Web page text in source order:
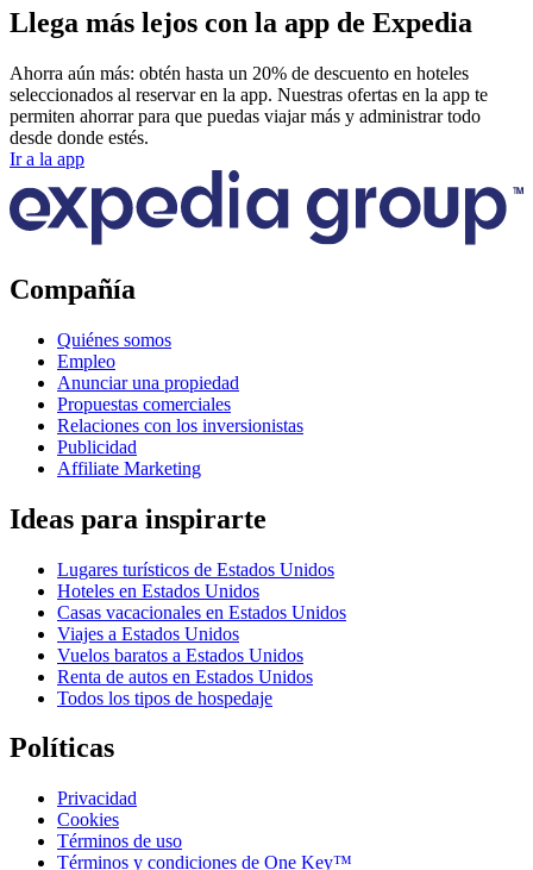
Llega más lejos con la app de Expedia
Ahorra aún más: obtén hasta un 20% de descuento en hoteles
seleccionados al reservar en la app. Nuestras ofertas en la app te
permiten ahorrar para que puedas viajar más y administrar todo
desde donde estés.
Ir a la app
Compañía
Quiénes somos
Empleo
Anunciar una propiedad
Propuestas comerciales
Relaciones con los inversionistas
Publicidad
Affiliate Marketing
Ideas para inspirarte
Lugares turísticos de Estados Unidos
Hoteles en Estados Unidos
Casas vacacionales en Estados Unidos
Viajes a Estados Unidos
Vuelos baratos a Estados Unidos
Renta de autos en Estados Unidos
Todos los tipos de hospedaje
Políticas
Privacidad
Cookies
Términos de uso
Términos y condiciones de One Key™